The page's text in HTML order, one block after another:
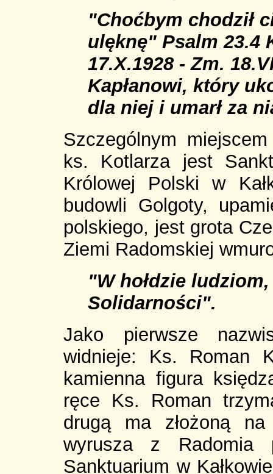
"Choćbym chodził
ulęknę" Psalm 23.4
17.X.1928 - Zm.
Kapłanowi, który
dla niej i umarł za
Szczególnym
ks. Kotlarza jest
Królowej Polski w
budowli Golgoty,
polskiego, jest grota
Ziemi Radomskiej
"W hołdzie
Solidarności".
Jako pierwsze
widnieje: Ks. Roman
kamienna figura
ręce Ks. Roman
drugą ma złożoną
wyrusza z Radomia
Sanktuarium w